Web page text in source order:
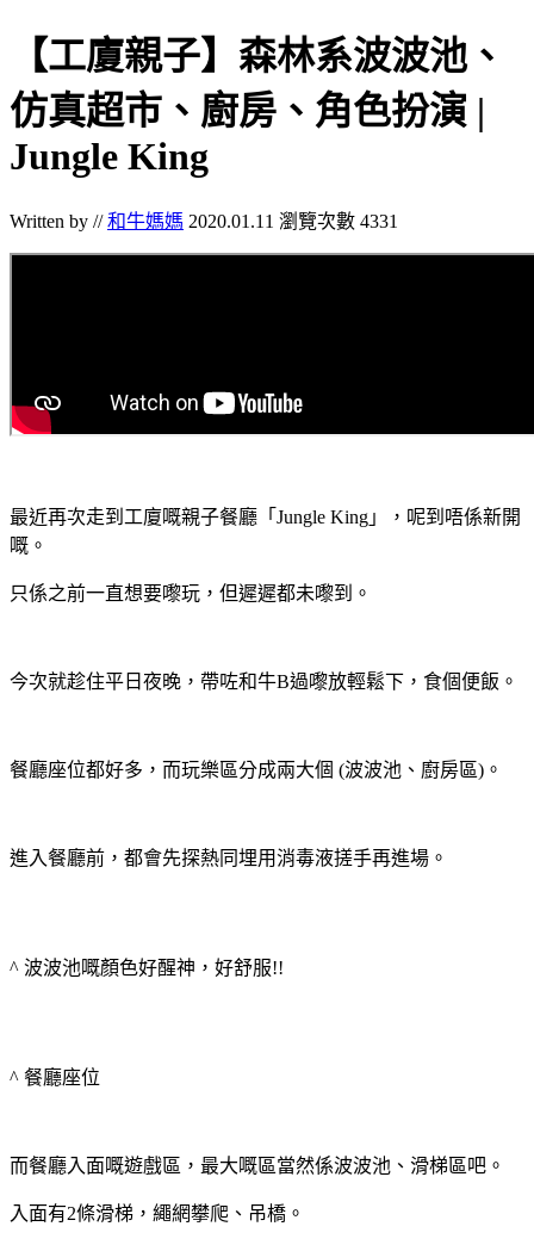
【工廈親子】森林系波波池、
仿真超市、廚房、角色扮演 |
Jungle King
Written by //和牛媽媽 2020.01.11 瀏覽次數 4331
最近再次走到工廈嘅親子餐廳「Jungle King」，呢到唔係新開
嘅。
只係之前一直想要嚟玩，但遲遲都未嚟到。
今次就趁住平日夜晚，帶咗和牛B過嚟放輕鬆下，食個便飯。
餐廳座位都好多，而玩樂區分成兩大個 (波波池、廚房區)。
進入餐廳前，都會先探熱同埋用消毒液搓手再進場。
^ 波波池嘅顏色好醒神，好舒服!!
^ 餐廳座位
而餐廳入面嘅遊戲區，最大嘅區當然係波波池、滑梯區吧。
入面有2條滑梯，繩網攀爬、吊橋。